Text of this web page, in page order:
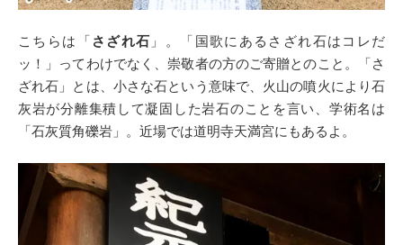
こちらは「 さざれ石 」。「国歌にあるさざれ石はコレだ
ッ！」ってわけでなく、崇敬者の方のご寄贈とのこと。「さ
ざれ石」とは、小さな石という意味で、火山の噴火により石
灰岩が分離集積して凝固した岩石のことを言い、学術名は
「石灰質角礫岩」。近場では道明寺天満宮にもあるよ。